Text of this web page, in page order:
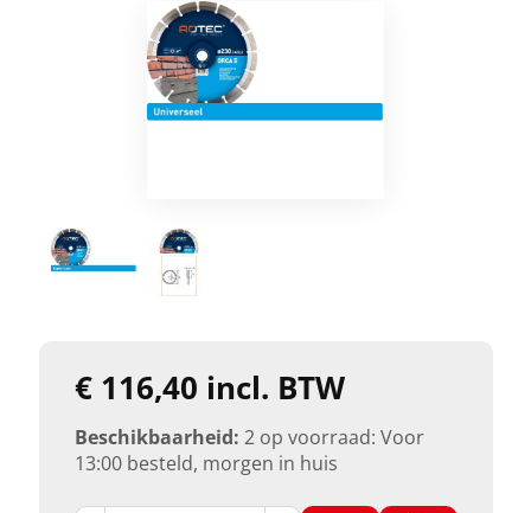
€ 116,40 incl. BTW
Beschikbaarheid: 2 op voorraad: Voor
13:00 besteld, morgen in huis